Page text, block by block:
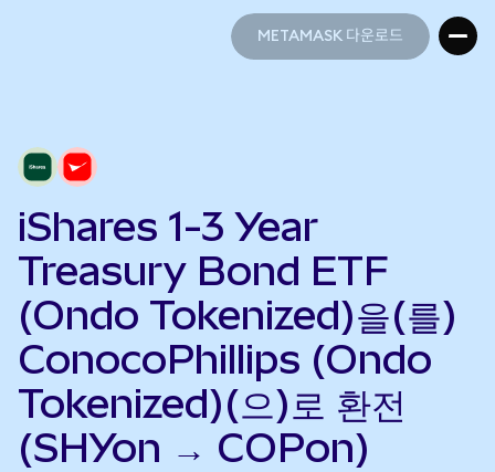
METAMASK 다운로드
iShares 1-3 Year
Treasury Bond ETF
(Ondo Tokenized)을(를)
ConocoPhillips (Ondo
Tokenized)(으)로 환전
(SHYon → COPon)